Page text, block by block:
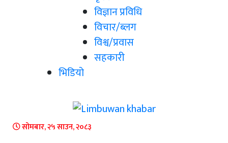
विज्ञान प्रविधि
विचार/ब्लग
विश्व/प्रवास
सहकारी
भिडियो
सोमबार, २५ साउन, २०८३